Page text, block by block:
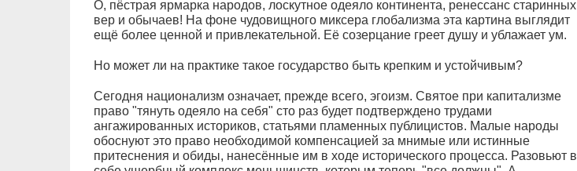
О, пёстрая ярмарка народов, лоскутное одеяло континента, ренессанс старинных
вер и обычаев! На фоне чудовищного миксера глобализма эта картина выглядит
ещё более ценной и привлекательной. Её созерцание греет душу и ублажает ум.
Но может ли на практике такое государство быть крепким и устойчивым?
Сегодня национализм означает, прежде всего, эгоизм. Святое при капитализме
право "тянуть одеяло на себя" сто раз будет подтверждено трудами
ангажированных историков, статьями пламенных публицистов. Малые народы
обоснуют это право необходимой компенсацией за мнимые или истинные
притеснения и обиды, нанесённые им в ходе исторического процесса. Разовьют в